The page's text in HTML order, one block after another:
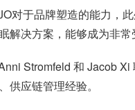
对于品牌塑造的能力，
决方案，能够成为非常
Stromfeld 和 Jacob
供应链管理经验。